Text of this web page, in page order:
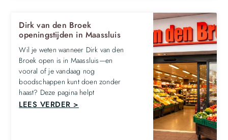
Dirk van den Broek
openingstijden in Maassluis
Wil je weten wanneer Dirk van den
Broek open is in Maassluis—en
vooral of je vandaag nog
boodschappen kunt doen zonder
haast? Deze pagina helpt
LEES VERDER >